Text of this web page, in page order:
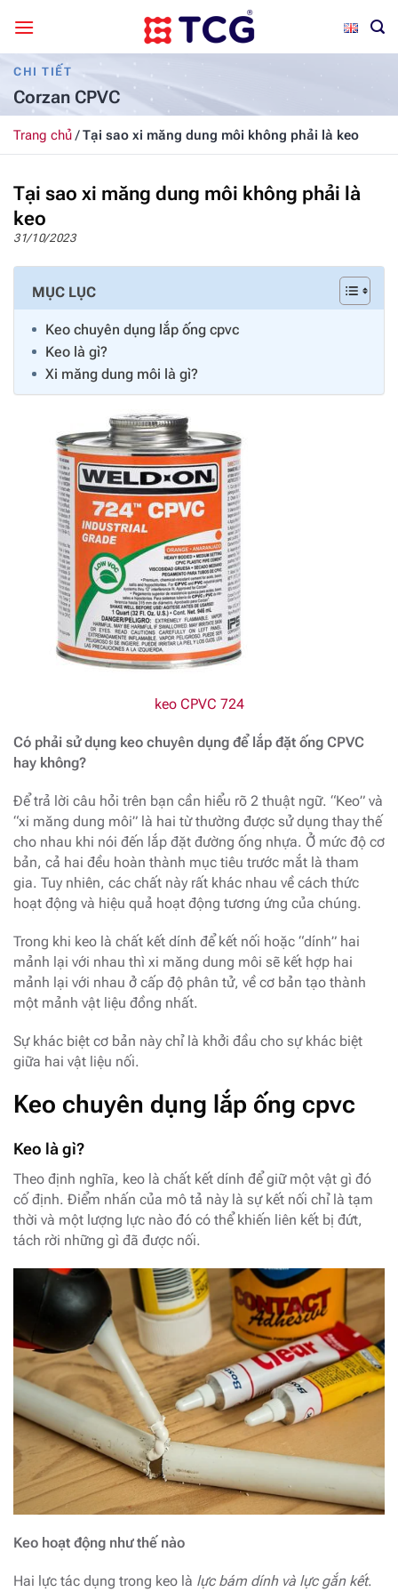
qua
nội
dungCHI TIẾT
Corzan CPVC
Trang chủ/Tại sao xi măng dung môi không phải là keo
Tại sao xi măng dung môi không phải là
keo
31/10/2023
MỤC LỤC
Keo chuyên dụng lắp ống cpvc
Keo là gì?
Xi măng dung môi là gì?
keo CPVC 724
Có phải sử dụng keo chuyên dụng để lắp đặt ống CPVC
hay không?
Để trả lời câu hỏi trên bạn cần hiểu rõ 2 thuật ngữ. “Keo” và
“xi măng dung môi” là hai từ thường được sử dụng thay thế
cho nhau khi nói đến lắp đặt đường ống nhựa. Ở mức độ cơ
bản, cả hai đều hoàn thành mục tiêu trước mắt là tham
gia. Tuy nhiên, các chất này rất khác nhau về cách thức
hoạt động và hiệu quả hoạt động tương ứng của chúng.
Trong khi keo là chất kết dính để kết nối hoặc “dính” hai
mảnh lại với nhau thì xi măng dung môi sẽ kết hợp hai
mảnh lại với nhau ở cấp độ phân tử, về cơ bản tạo thành
một mảnh vật liệu đồng nhất.
Sự khác biệt cơ bản này chỉ là khởi đầu cho sự khác biệt
giữa hai vật liệu nối.
Keo chuyên dụng lắp ống cpvc
Keo là gì?
Theo định nghĩa, keo là chất kết dính để giữ một vật gì đó
cố định. Điểm nhấn của mô tả này là sự kết nối chỉ là tạm
thời và một lượng lực nào đó có thể khiến liên kết bị đứt,
tách rời những gì đã được nối.
Keo hoạt động như thế nào
Hai lực tác dụng trong keo là lực bám dính và lực gắn kết.